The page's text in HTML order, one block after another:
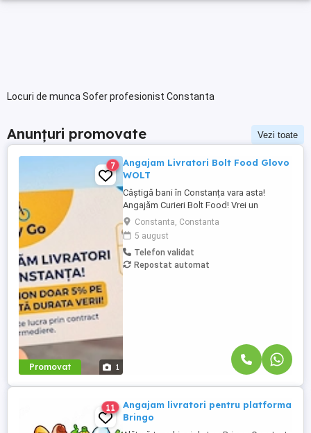
Locuri de munca Sofer profesionist Constanta
Anunțuri promovate Vezi toate
Promovat 1
7
Angajam Livratori Bolt Food Glovo
WOLT
Câștigă bani în Constanța vara asta!
Angajăm Curieri Bolt Food! Vrei un
program flexibil, venituri rapide și
bonusuri atractive? Alătură-te echipei
noastre de curieri din Constanța și profită
de ofertele speciale ale sezonului estival!
Ce Îți Oferim?Comision minim: Doar 5% pe
Constanta, Constanta
5 august
Telefon validat
Repostat automat
11
Angajam livratori pentru platforma
Bringo